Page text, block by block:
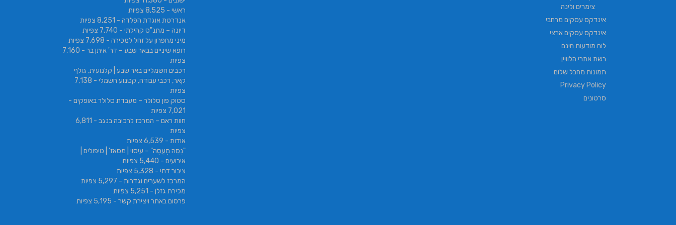
ראשי - 8,525 צפיות
אנדרטת אוגדת הפלדה - 8,251 צפיות
דיונה – מתנ"ס קהילתי - 7,740 צפיות
מיני מחפרון על זחל למכירה - 7,698 צפיות
רופא שיניים בבאר שבע – דר' איתן בר
- 7,160
צפיות
רכבים חשמליים באר שבע | קלנועית, גולף
קאר, רכבי עבודה, קטנוע חשמלי
- 7,138
צפיות
סטוק פון סלולר – מעבדת סלולר באופקים -
7,021 צפיות
חוות ראם – המרכז לרכיבה בנגב
- 6,811
צפיות
אודות - 6,539 צפיות
"נַסֵּה מְעַסֶּה" – עיסוי | מסאז' | טיפולים |
אירועים - 5,440 צפיות
ציבור דתי - 5,328 צפיות
המרכז לשערים וגדרות - 5,297 צפיות
מכירת גזלן - 5,251 צפיות
פרסום באתר ויצירת קשר - 5,195 צפיות
צימרים ולינה
אינדקס עסקים מרחבי
אינדקס עסקים ארצי
לוח מודעות חינם
רשת אתרי הלוויין
תמונות מחבל שלום
Privacy Policy
סרטונים